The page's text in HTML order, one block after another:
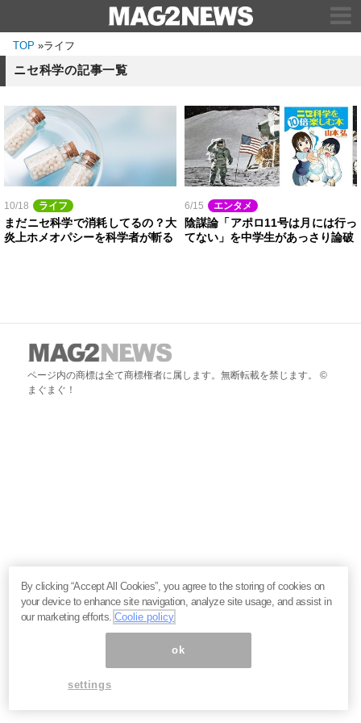
TOP »ライフ
ニセ科学の記事一覧
10/18 ライフ
まだニセ科学で消耗してるの？大
炎上ホメオパシーを科学者が斬る
6/15 エンタメ
陰謀論「アポロ11号は月には行っ
てない」を中学生があっさり論破
ページ内の商標は全て商標権者に属します。無断転載を禁じます。 ©
まぐまぐ！
By clicking “Accept All Cookies”, you agree to the storing of cookies on
your device to enhance site navigation, analyze site usage, and assist in
our marketing efforts.Coolie policy
ok
settings